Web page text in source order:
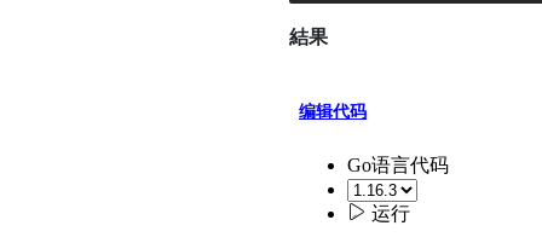
結果